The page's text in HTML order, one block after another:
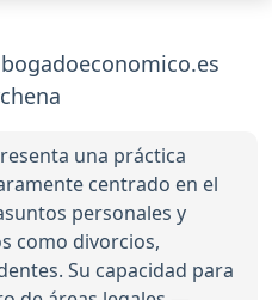
una práctica
centrado en el
personales y
como divorcios,
Su capacidad para